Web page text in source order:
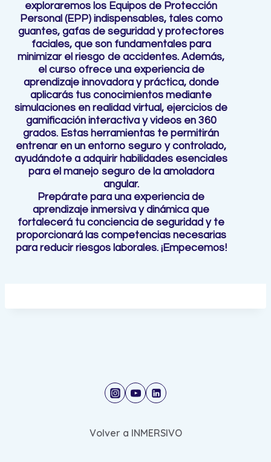
exploraremos los Equipos de Protección
Personal (EPP) indispensables, tales como
guantes, gafas de seguridad y protectores
faciales, que son fundamentales para
minimizar el riesgo de accidentes. Además,
el curso ofrece una experiencia de
aprendizaje innovadora y práctica, donde
aplicarás tus conocimientos mediante
simulaciones en realidad virtual, ejercicios de
gamificación interactiva y videos en 360
grados. Estas herramientas te permitirán
entrenar en un entorno seguro y controlado,
ayudándote a adquirir habilidades esenciales
para el manejo seguro de la amoladora
angular.
Prepárate para una experiencia de
aprendizaje inmersiva y dinámica que
fortalecerá tu conciencia de seguridad y te
proporcionará las competencias necesarias
para reducir riesgos laborales. ¡Empecemos!
Volver a INMERSIVO